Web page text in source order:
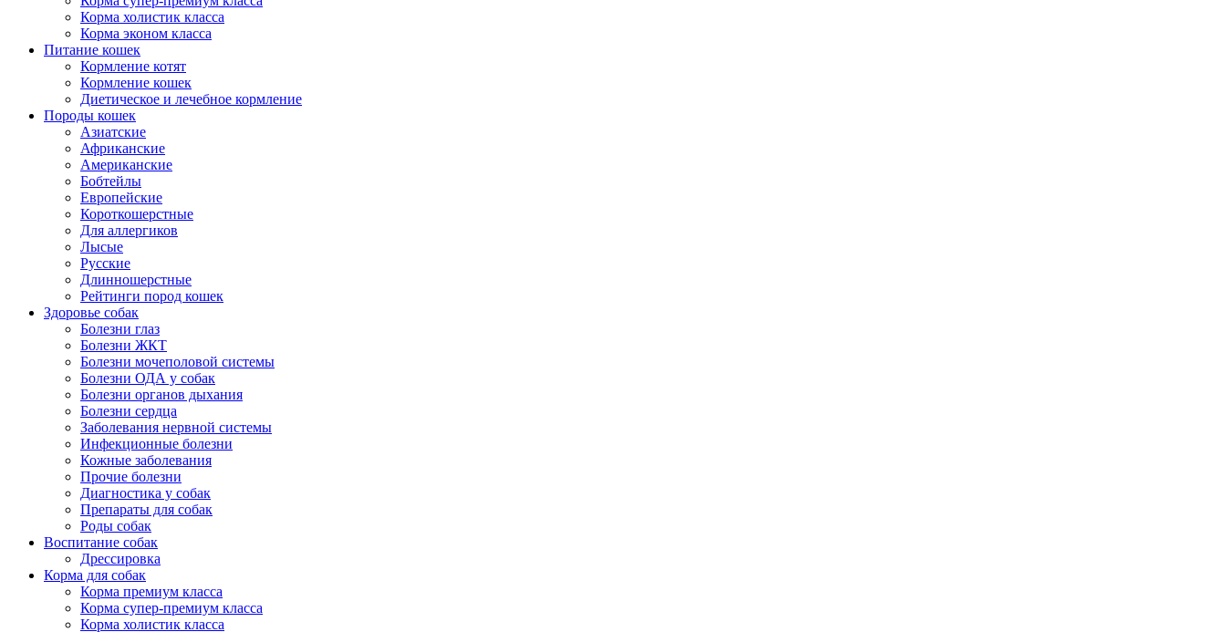
Корма холистик класса
Корма эконом класса
Питание кошек
Кормление котят
Кормление кошек
Диетическое и лечебное кормление
Породы кошек
Азиатские
Африканские
Американские
Бобтейлы
Европейские
Короткошерстные
Для аллергиков
Лысые
Русские
Длинношерстные
Рейтинги пород кошек
Здоровье собак
Болезни глаз
Болезни ЖКТ
Болезни мочеполовой системы
Болезни ОДА у собак
Болезни органов дыхания
Болезни сердца
Заболевания нервной системы
Инфекционные болезни
Кожные заболевания
Прочие болезни
Диагностика у собак
Препараты для собак
Роды собак
Воспитание собак
Дрессировка
Корма для собак
Корма премиум класса
Корма супер-премиум класса
Корма холистик класса